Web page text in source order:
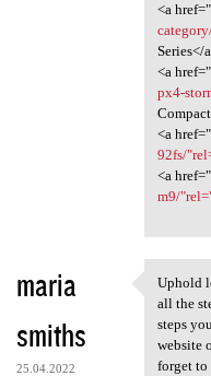
<a href="
Series</
<a href="
px4-
<a href="
92fs/
<a href="
m9/
maria
smiths
25.04.2022
Uphold
Uphold
all the
steps
website
forget to